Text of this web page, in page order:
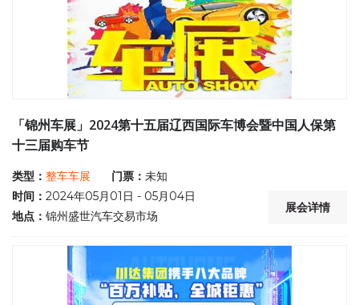
「锦州车展」2024第十五届辽西国际车博会暨中国人保第
十三届购车节
类型： 整车车展 门票： 未知
时间： 2024年05月01日 - 05月04日
地点： 锦州盛世汽车交易市场
展会详情